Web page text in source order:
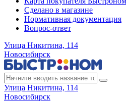
Сделано в магазине
Нормативная документация
Вопрос-ответ
Улица Никитина, 114
Новосибирск
Улица Никитина, 114
Новосибирск